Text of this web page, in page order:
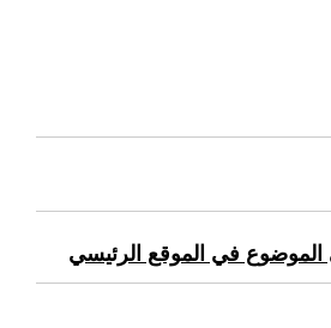
الموضوع في الموقع الرئيسي